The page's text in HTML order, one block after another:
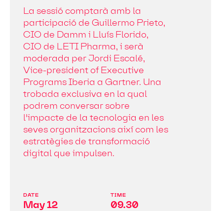
La sessió comptarà amb la
participació de Guillermo Prieto,
CIO de Damm i Lluís Florido,
CIO de LETI Pharma, i serà
moderada per Jordi Escalé,
Vice-president of Executive
Programs Iberia a Gartner. Una
trobada exclusiva en la qual
podrem conversar sobre
l'impacte de la tecnologia en les
seves organitzacions així com les
estratègies de transformació
digital que impulsen.
DATE TIME
May 12 09.30